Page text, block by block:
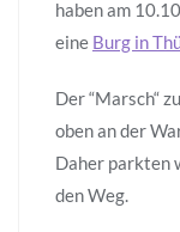
haben am
eine Burg in
Der “Marsch“
oben an der
Daher parkten
den Weg.